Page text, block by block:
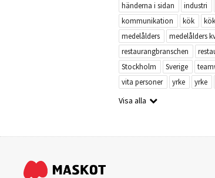
händerna i sidan
industri
kommunikation
kök
medelålders
medelålders
restaurangbranschen
Stockholm
Sverige
vita personer
yrke yrke
Visa alla